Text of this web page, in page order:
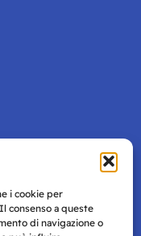
i cookie per
consenso a queste
di navigazione o